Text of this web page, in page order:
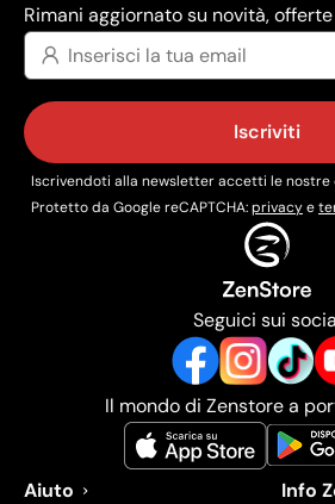
Rimani aggiornato su novità,
Iscriviti
Iscrivendoti alla newsletter accetti le nostre
Protetto da Google reCAPTCHA:privacye
Seguici sui
Il mondo di Zenstore a
Aiuto
Info